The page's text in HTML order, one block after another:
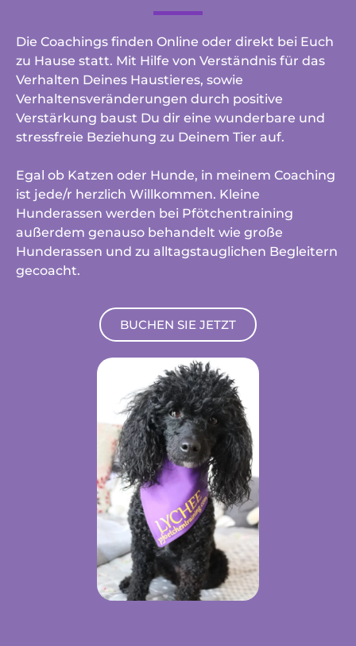
Die Coachings finden Online oder direkt bei Euch
zu Hause statt. Mit Hilfe von Verständnis für das
Verhalten Deines Haustieres, sowie
Verhaltensveränderungen durch positive
Verstärkung baust Du dir eine wunderbare und
stressfreie Beziehung zu Deinem Tier auf.
Egal ob Katzen oder Hunde, in meinem Coaching
ist jede/r herzlich Willkommen. Kleine
Hunderassen werden bei Pfötchentraining
außerdem genauso behandelt wie große
Hunderassen und zu alltagstauglichen Begleitern
gecoacht.
BUCHEN SIE JETZT